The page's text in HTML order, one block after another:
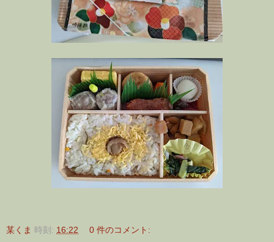
某くま 時刻: 16:22 0 件のコメント: